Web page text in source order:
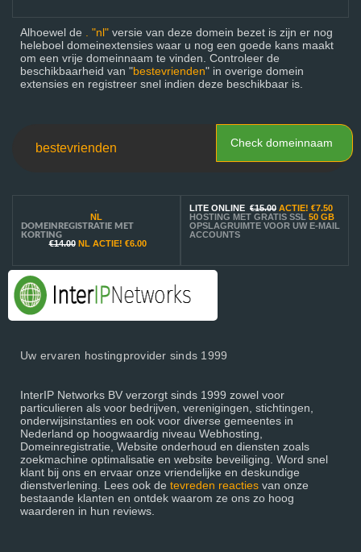
Alhoewel de . "nl" versie van deze domein bezet is zijn er nog
heleboel domeinextensies waar u nog een goede kans maakt
om een vrije domeinnaam te vinden. Controleer de
beschikbaarheid van "bestevrienden" in overige domein
extensies en registreer snel indien deze beschikbaar is.
Check domeinnaam
.
NL
DOMEINREGISTRATIE MET
KORTING
€14.00 NL ACTIE! €6.00
LITE ONLINE €15.00 ACTIE! €7.50
HOSTING MET GRATIS SSL 50 GB
OPSLAGRUIMTE VOOR UW E-MAIL
ACCOUNTS
Uw ervaren hostingprovider sinds 1999
InterIP Networks BV verzorgt sinds 1999 zowel voor
particulieren als voor bedrijven, verenigingen, stichtingen,
onderwijsinstanties en ook voor diverse gemeentes in
Nederland op hoogwaardig niveau Webhosting,
Domeinregistratie, Website onderhoud en diensten zoals
zoekmachine optimalisatie en website beveiliging. Word snel
klant bij ons en ervaar onze vriendelijke en deskundige
dienstverlening. Lees ook de tevreden reacties van onze
bestaande klanten en ontdek waarom ze ons zo hoog
waarderen in hun reviews.